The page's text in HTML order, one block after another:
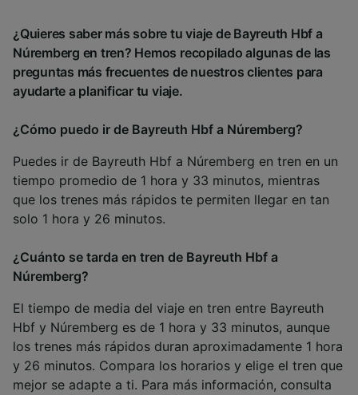
¿Quieres saber más sobre tu viaje de Bayreuth Hbf a
Núremberg en tren? Hemos recopilado algunas de las
preguntas más frecuentes de nuestros clientes para
ayudarte a planificar tu viaje.
¿Cómo puedo ir de Bayreuth Hbf a Núremberg?
Puedes ir de Bayreuth Hbf a Núremberg en tren en un
tiempo promedio de 1 hora y 33 minutos, mientras
que los trenes más rápidos te permiten llegar en tan
solo 1 hora y 26 minutos.
¿Cuánto se tarda en tren de Bayreuth Hbf a
Núremberg?
El tiempo de media del viaje en tren entre Bayreuth
Hbf y Núremberg es de 1 hora y 33 minutos, aunque
los trenes más rápidos duran aproximadamente 1 hora
y 26 minutos. Compara los horarios y elige el tren que
mejor se adapte a ti. Para más información, consulta